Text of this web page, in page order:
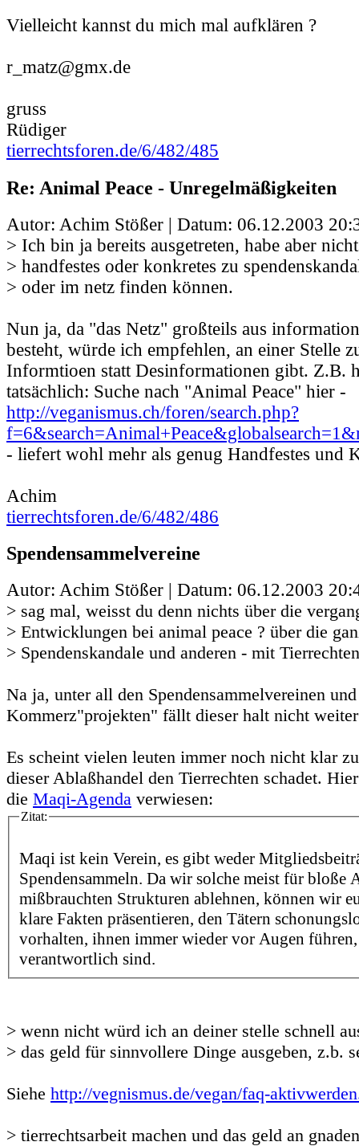
Vielleicht kannst du mich mal aufklären ?
r_matz@gmx.de
gruss
Rüdiger
tierrechtsforen.de/6/482/485
Re: Animal Peace - Unregelmäßigkeiten
Autor: Achim Stößer | Datum: 06.12.2003
> Ich bin ja bereits ausgetreten, habe aber
> handfestes oder konkretes zu
> oder im netz finden können.
Nun ja, da "das Netz" großteils aus
besteht, würde ich empfehlen, an einer Stelle
Informtioen statt Desinformationen gibt. Z.B.
tatsächlich: Suche nach "Animal Peace" hier -
http://veganismus.ch/foren/search.php?
- liefert wohl mehr als genug Handfestes und
Achim
tierrechtsforen.de/6/482/486
Spendensammelvereine
Autor: Achim Stößer | Datum: 06.12.2003
> sag mal, weisst du denn nichts über die
> Entwicklungen bei animal peace ? über die
> Spendenskandale und anderen - mit
Na ja, unter all den Spendensammelvereinen
Kommerz"projekten" fällt dieser halt nicht
Es scheint vielen leuten immer noch nicht klar
dieser Ablaßhandel den Tierrechten schadet.
die Maqi-Agenda verwiesen:
Zitat:
Maqi ist kein Verein, es gibt weder
Spendensammeln. Da wir solche meist für bloße
mißbrauchten Strukturen ablehnen, können wir
klare Fakten präsentieren, den Tätern
vorhalten, ihnen immer wieder vor Augen
verantwortlich sind.
> wenn nicht würd ich an deiner stelle schnell
> das geld für sinnvollere Dinge ausgeben, z.b.
Siehe http://vegnismus.de/vegan/faq-
> tierrechtsarbeit machen und das geld an